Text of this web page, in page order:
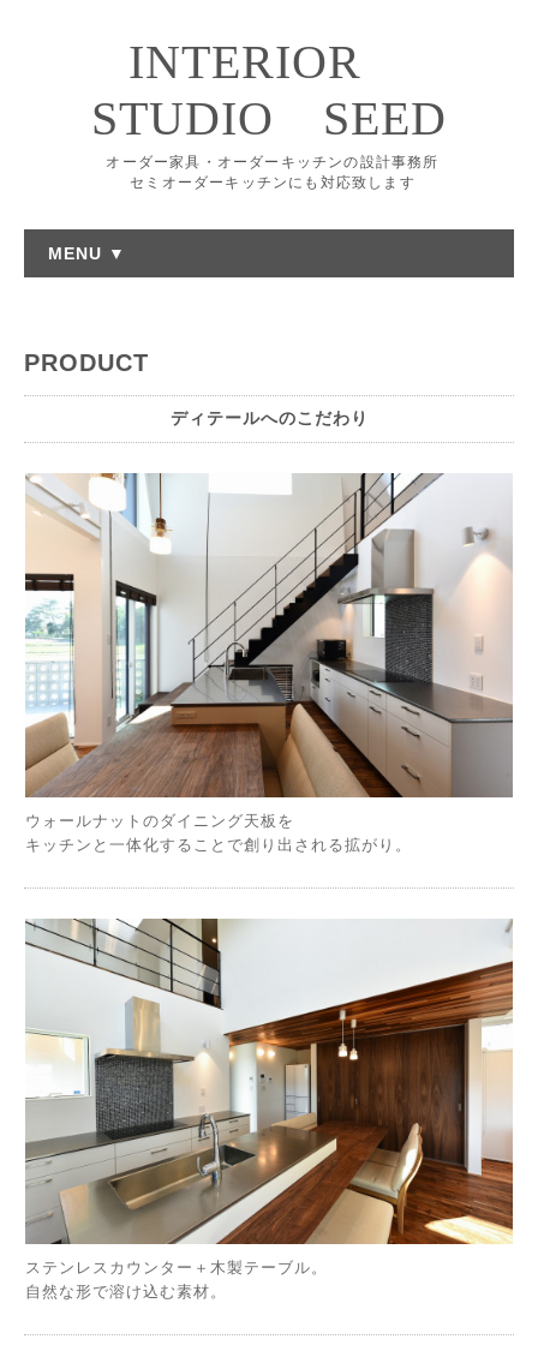
INTERIOR
STUDIO SEED
オーダー家具・オーダーキッチンの設計事務所
セミオーダーキッチンにも対応致します
MENU ▼
PRODUCT
ディテールへのこだわり
ウォールナットのダイニング天板を
キッチンと一体化することで創り出される拡がり。
ステンレスカウンター＋木製テーブル。
自然な形で溶け込む素材。